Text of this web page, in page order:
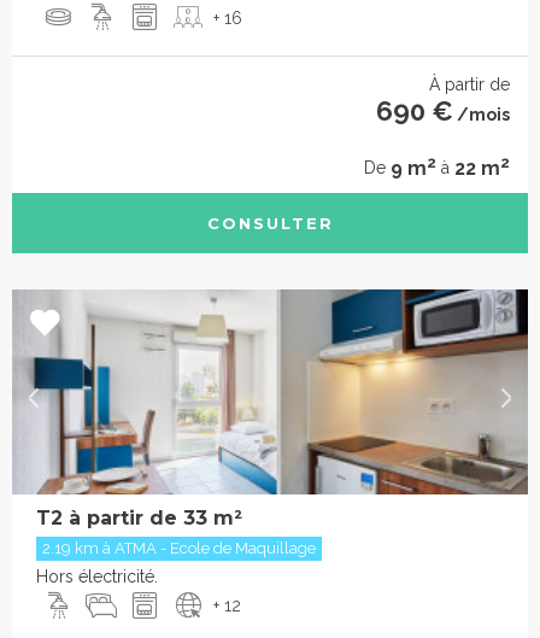
+ 16
À partir de
690 € /mois
De 9 m2 à 22 m2
CONSULTER
T2 à partir de 33 m²
2.19 km à ATMA - Ecole de Maquillage
Hors électricité.
+ 12